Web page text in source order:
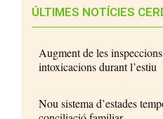
ÚLTIMES NOTÍCIES
Augment de les
intoxicacions durant l’estiu
Nou sistema d’estades